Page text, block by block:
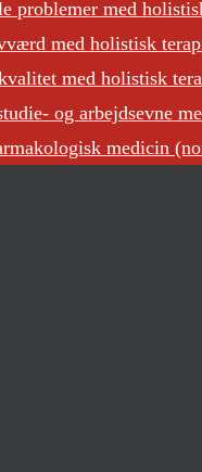
problemer med
med holistisk
med holistisk
og arbejdsevne
medicin